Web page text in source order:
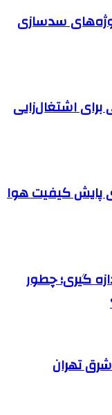
سدسازی
اشتغال‌زایی
پایش کیفیت هوا
گیری؛ چطور
تهران